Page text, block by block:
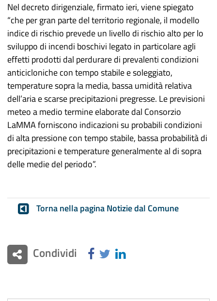
Nel decreto dirigenziale, firmato ieri, viene spiegato
“cheper gran parte del territorio regionale, il modello
indice di rischio prevede un livello di rischio alto per lo
sviluppo di incendi boschivi legato in particolare agli
effetti prodotti dal perdurare di prevalenti condizioni
anticicloniche con tempo stabile e soleggiato,
temperature sopra la media, bassa umidità relativa
dell’aria e scarse precipitazioni pregresse. Le previsioni
meteo a medio termine elaborate dal Consorzio
LaMMA forniscono indicazioni su probabili condizioni
di alta pressione con tempo stabile, bassa probabilità di
precipitazioni e temperature generalmente al di sopra
delle medie del periodo”.
Torna nella pagina Notizie dal Comune
Condividi